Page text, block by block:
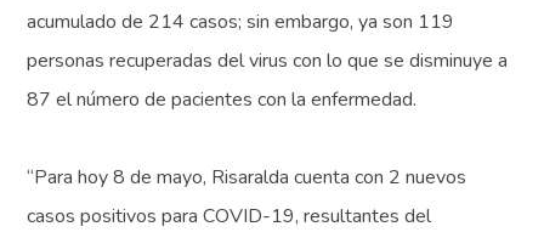
acumulado de 214 casos; sin embargo, ya son 119
personas recuperadas del virus con lo que se disminuye a
87 el número de pacientes con la enfermedad.
“Para hoy 8 de mayo, Risaralda cuenta con 2 nuevos
casos positivos para COVID-19, resultantes del